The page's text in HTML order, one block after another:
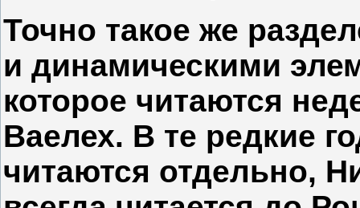
Точно такое же
и динамическими
которое читаются
Ваелех. В те редкие
читаются отдельно,